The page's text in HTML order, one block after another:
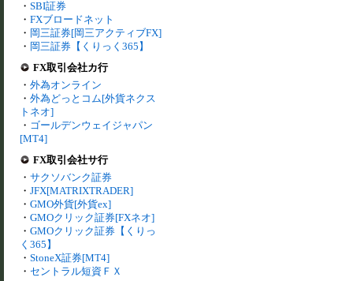
・ SBI証券
・ FXブロードネット
・ 岡三証券[岡三アクティブFX]
・ 岡三証券【くりっく365】
FX取引会社カ行
・ 外為オンライン
・ 外為どっとコム[外貨ネクス
トネオ]
・ ゴールデンウェイジャパン
[MT4]
FX取引会社サ行
・ サクソバンク証券
・ JFX[MATRIXTRADER]
・ GMO外貨[外貨ex]
・ GMOクリック証券[FXネオ]
・ GMOクリック証券【くりっ
く365】
・ StoneX証券[MT4]
・ セントラル短資ＦＸ